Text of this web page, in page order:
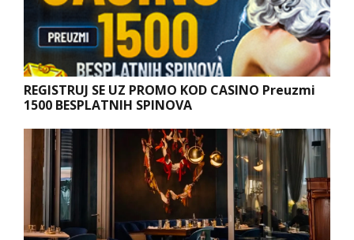
REGISTRUJ SE UZ PROMO KOD CASINO Preuzmi
1500 BESPLATNIH SPINOVA